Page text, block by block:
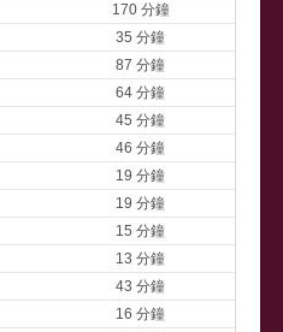
170 分鐘
35 分鐘
87 分鐘
64 分鐘
45 分鐘
46 分鐘
19 分鐘
19 分鐘
15 分鐘
13 分鐘
43 分鐘
16 分鐘